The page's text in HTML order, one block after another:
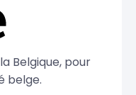
Belgique, pour
belge.